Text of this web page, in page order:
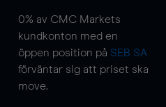
0% av CMC Markets
kundkonton med en
öppen position på SEB SA
förväntar sig att priset ska
move.